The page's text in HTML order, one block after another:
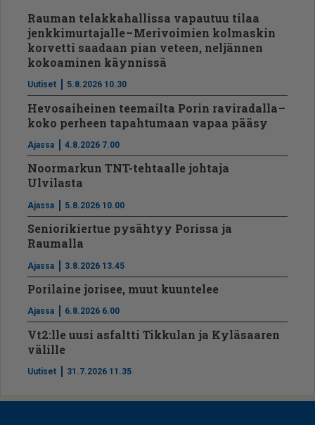
Rauman telakkahallissa vapautuu tilaa
jenkkimurtajalle – Merivoimien kolmaskin
korvetti saadaan pian veteen, neljännen
kokoaminen käynnissä
Uutiset 5.8.2026 10.30
Hevosaiheinen teemailta Porin raviradalla –
koko perheen tapahtumaan vapaa pääsy
Ajassa 4.8.2026 7.00
Noormarkun TNT-tehtaalle johtaja
Ulvilasta
Ajassa 5.8.2026 10.00
Seniorikiertue pysähtyy Porissa ja
Raumalla
Ajassa 3.8.2026 13.45
Porilaine jorisee, muut kuuntelee
Ajassa 6.8.2026 6.00
Vt2:lle uusi asfaltti Tikkulan ja Kyläsaaren
välille
Uutiset 31.7.2026 11.35